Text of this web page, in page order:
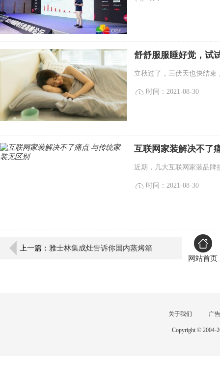
舒舒服服睡好觉，试
立秋过了，三伏天也快结束
时间：2021-08-30
互联网家装解决不了
近期，几大互联网家装品牌
时间：2021-08-30
上一篇： 雅士林集成灶告诉你国内蒸烤箱
网站首页
关于我们 广
Copyright © 2004-